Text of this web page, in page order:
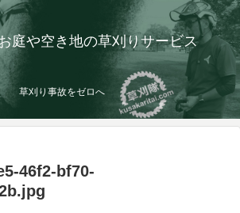
庭や空き地の草刈りサービス
草刈り事故をゼロへ
46f2-bf70-